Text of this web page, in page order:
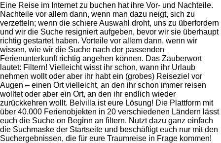
Eine Reise im Internet zu buchen hat ihre Vor- und Nachteile.
Nachteile vor allem dann, wenn man dazu neigt, sich zu
verzetteln; wenn die schiere Auswahl droht, uns zu überfordern
und wir die Suche resigniert aufgeben, bevor wir sie überhaupt
richtig gestartet haben. Vorteile vor allem dann, wenn wir
wissen, wie wir die Suche nach der passenden
Ferienunterkunft richtig angehen können. Das Zauberwort
lautet: Filtern! Vielleicht wisst ihr schon, wann ihr Urlaub
nehmen wollt oder aber ihr habt ein (grobes) Reiseziel vor
Augen – einen Ort vielleicht, an den ihr schon immer reisen
wolltet oder aber ein Ort, an den ihr endlich wieder
zurückkehren wollt. Belvilla ist eure Lösung! Die Plattform mit
über 40.000 Ferienobjekten in 20 verschiedenen Ländern lässt
euch die Suche on Beginn an filtern. Nutzt dazu ganz einfach
die Suchmaske der Startseite und beschäftigt euch nur mit den
Suchergebnissen, die für eure Traumreise in Frage kommen!